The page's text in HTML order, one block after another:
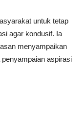
untuk tetap
agar kondusif. Ia
menyampaikan
aspirasi